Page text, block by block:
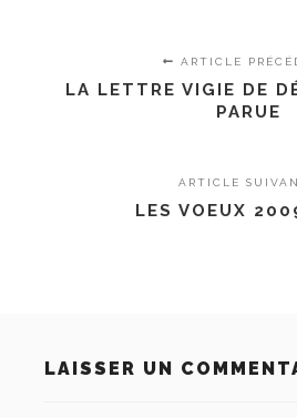
ARTICLE
LA LETTRE VIGIE DE
PARUE
ARTICLE
LES VOEUX
LAISSER UN